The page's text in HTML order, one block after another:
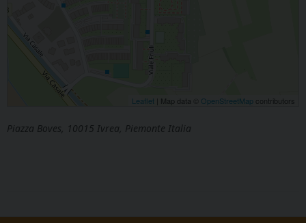
Leaflet | Map data © OpenStreetMap contributors
Piazza Boves, 10015 Ivrea, Piemonte Italia